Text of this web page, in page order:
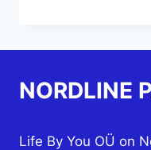
NORDLINE
Life By You OÜ on